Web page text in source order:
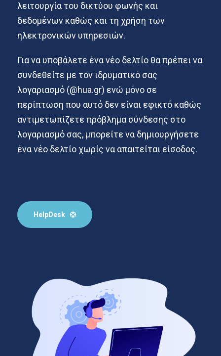
λειτουργία του δικτύου φωνής και
δεδομένων καθώς και τη χρήση των
ηλεκτρονικών υπηρεσιών.
Για να υποβάλετε ένα νέο δελτίο θα πρέπει να
συνδεθείτε με τον ιδρυματικό σας
λογαριασμό (@hua.gr) ενώ μόνο σε
περίπτωση που αυτό δεν είναι εφικτό καθώς
αντιμετωπίζετε πρόβλημα σύνδεσης στο
λογαριασμό σας, μπορείτε να δημιουργήσετε
ένα νέο δελτίο χωρίς να απαιτείται είσοδος.
HelpDesk